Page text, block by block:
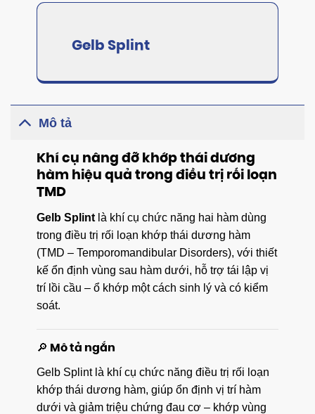
Gelb Splint
Mô tả
Khí cụ nâng đỡ khớp thái dương
hàm hiệu quả trong điều trị rối loạn
TMD
Gelb Splintlà khí cụ chức năng hai hàm dùng
trong điều trị rối loạn khớp thái dương hàm
(TMD – Temporomandibular Disorders), với thiết
kế ổn định vùng sau hàm dưới, hỗ trợ tái lập vị
trí lồi cầu – ổ khớp một cách sinh lý và có kiểm
soát.
🔎 Mô tả ngắn
Gelb Splint là khí cụ chức năng điều trị rối loạn
khớp thái dương hàm, giúp ổn định vị trí hàm
dưới và giảm triệu chứng đau cơ – khớp vùng